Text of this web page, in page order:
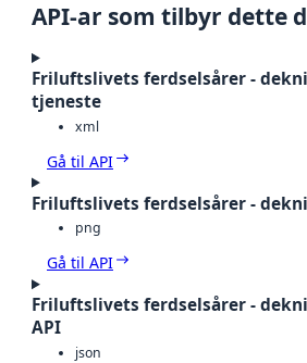
API-ar som tilbyr dette
Friluftslivets ferdselsårer -
tjeneste
xml
Gå til API
Friluftslivets ferdselsårer -
png
Gå til API
Friluftslivets ferdselsårer -
API
json